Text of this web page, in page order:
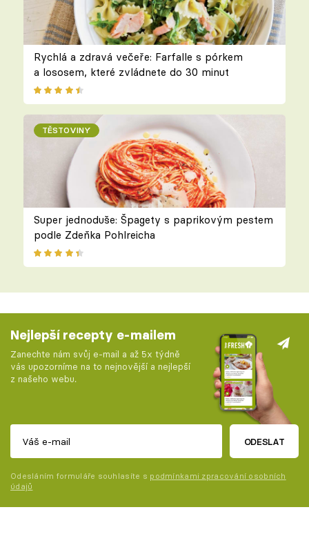
Rychlá a zdravá večeře: Farfalle s pórkem
a lososem, které zvládnete do 30 minut
TĚSTOVINY
Super jednoduše: Špagety s paprikovým pestem
podle Zdeňka Pohlreicha
Nejlepší recepty e-mailem
Zanechte nám svůj e-mail a až 5x týdně
vás upozorníme na to nejnovější a nejlepší
z našeho webu.
ODESLAT
Odesláním formuláře souhlasíte s podmínkami zpracování osobních
údajů